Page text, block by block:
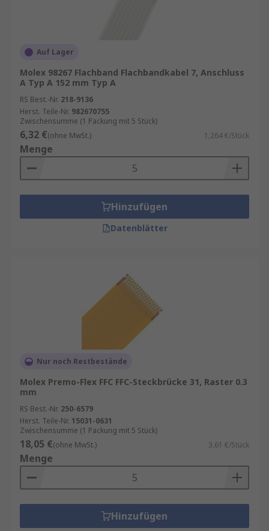
Auf Lager
Molex 98267 Flachband Flachbandkabel 7, Anschluss
A Typ A 152 mm Typ A
RS Best.-Nr. 218-9136
Herst. Teile-Nr. 982670755
Zwischensumme (1 Packung mit 5 Stück)
6,32 €(ohne MwSt.) 1,264 €/Stück
Menge
Hinzufügen
Datenblätter
Nur noch Restbestände
Molex Premo-Flex FFC FFC-Steckbrücke 31, Raster 0.3
mm
RS Best.-Nr. 250-6579
Herst. Teile-Nr. 15031-0631
Zwischensumme (1 Packung mit 5 Stück)
18,05 €(ohne MwSt.) 3,61 €/Stück
Menge
Hinzufügen